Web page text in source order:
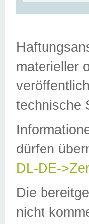
materieller
technische
dürfen
DL-DE-
Die
nicht